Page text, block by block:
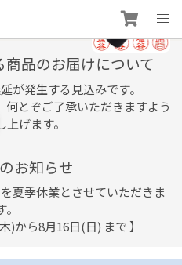
品のお届けについて
が発生する見込みです。
とぞご了承いただきますよう
げます。
お知らせ
夏季休業とさせていただきま
。
)から8月16日(日) まで 】